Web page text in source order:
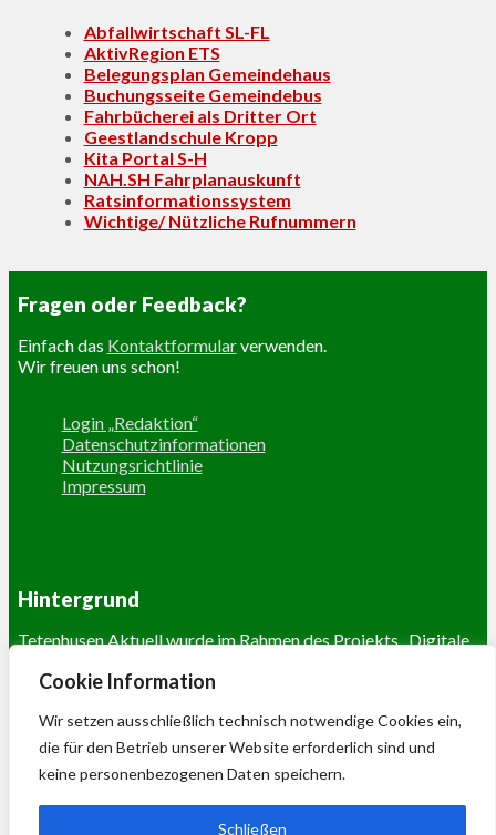
Cookie Information
Wir setzen ausschließlich technisch notwendige Cookies ein,
die für den Betrieb unserer Website erforderlich sind und
keine personenbezogenen Daten speichern.
Schließen
Abfallwirtschaft SL-FL
AktivRegion ETS
Belegungsplan Gemeindehaus
Buchungsseite Gemeindebus
Fahrbücherei als Dritter Ort
Geestlandschule Kropp
Kita Portal S-H
NAH.SH Fahrplanauskunft
Ratsinformationssystem
Wichtige/ Nützliche Rufnummern
Fragen oder Feedback?
Einfach das Kontaktformularverwenden.
Wir freuen uns schon!
Login „Redaktion“
Datenschutzinformationen
Nutzungsrichtlinie
Impressum
Hintergrund
Tetenhusen Aktuell wurde im Rahmen des Projekts „Digitale
IESE gehört zu den weltweit führenden
Systementwicklungsmethoden.
für Sport.
www.digitale-doerfer.de